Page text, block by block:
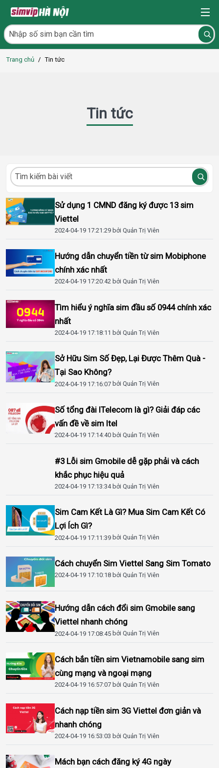
Trang chủ / Tin tức
Tin tức
Sử dụng 1 CMND đăng ký được 13 sim
Viettel
2024-04-19 17:21:29 bởi Quản Trị Viên
Hướng dẫn chuyển tiền từ sim Mobiphone
chính xác nhất
2024-04-19 17:20:42 bởi Quản Trị Viên
Tìm hiểu ý nghĩa sim đầu số 0944 chính xác
nhất
2024-04-19 17:18:11 bởi Quản Trị Viên
Sở Hữu Sim Số Đẹp, Lại Được Thêm Quà -
Tại Sao Không?
2024-04-19 17:16:07 bởi Quản Trị Viên
Số tổng đài ITelecom là gì? Giải đáp các
vấn đề về sim Itel
2024-04-19 17:14:40 bởi Quản Trị Viên
#3 Lỗi sim Gmobile dễ gặp phải và cách
khắc phục hiệu quả
2024-04-19 17:13:34 bởi Quản Trị Viên
Sim Cam Kết Là Gì? Mua Sim Cam Kết Có
Lợi Ích Gì?
2024-04-19 17:11:39 bởi Quản Trị Viên
Cách chuyển Sim Viettel Sang Sim Tomato
2024-04-19 17:10:18 bởi Quản Trị Viên
Hướng dẫn cách đổi sim Gmobile sang
Viettel nhanh chóng
2024-04-19 17:08:45 bởi Quản Trị Viên
Cách bắn tiền sim Vietnamobile sang sim
cùng mạng và ngoại mạng
2024-04-19 16:57:07 bởi Quản Trị Viên
Cách nạp tiền sim 3G Viettel đơn giản và
nhanh chóng
2024-04-19 16:53:03 bởi Quản Trị Viên
Mách bạn cách đăng ký 4G ngày